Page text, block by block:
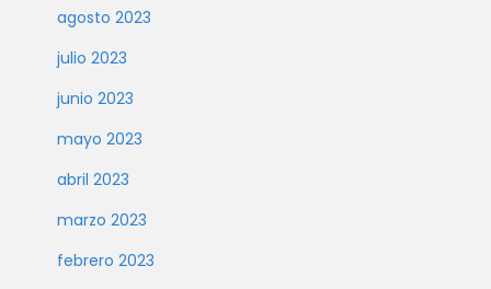
agosto 2023
julio 2023
junio 2023
mayo 2023
abril 2023
marzo 2023
febrero 2023